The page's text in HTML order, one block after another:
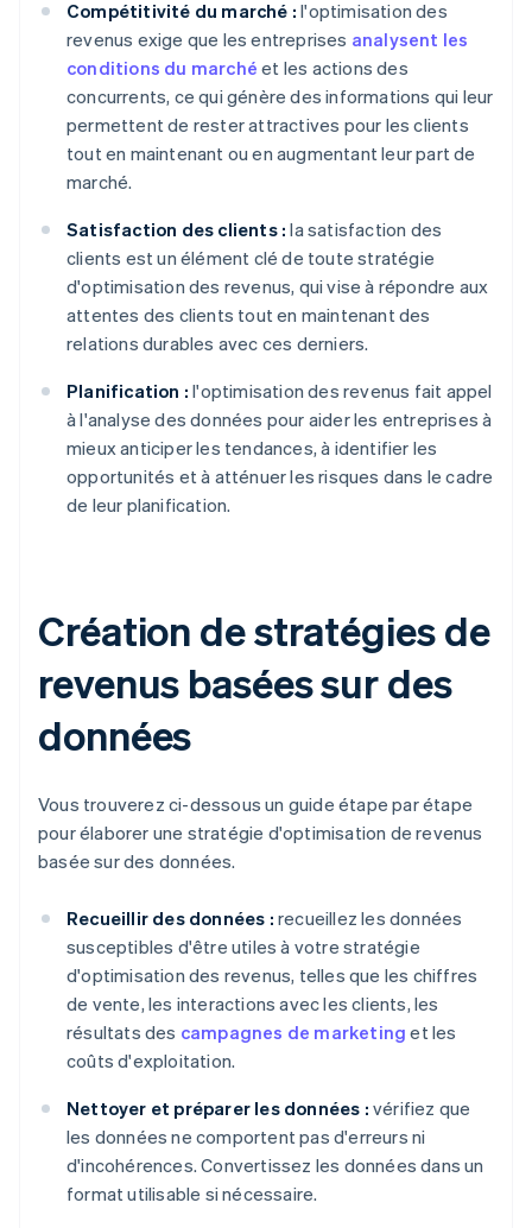
Compétitivité du marché : l'optimisation des
revenus exige que les entreprises analysent les
conditions du marché et les actions des
concurrents, ce qui génère des informations qui leur
permettent de rester attractives pour les clients
tout en maintenant ou en augmentant leur part de
marché.
Satisfaction des clients : la satisfaction des
clients est un élément clé de toute stratégie
d'optimisation des revenus, qui vise à répondre aux
attentes des clients tout en maintenant des
relations durables avec ces derniers.
Planification : l'optimisation des revenus fait appel
à l'analyse des données pour aider les entreprises à
mieux anticiper les tendances, à identifier les
opportunités et à atténuer les risques dans le cadre
de leur planification.
Création de stratégies de
revenus basées sur des
données
Vous trouverez ci-dessous un guide étape par étape
pour élaborer une stratégie d'optimisation de revenus
basée sur des données.
Recueillir des données : recueillez les données
susceptibles d'être utiles à votre stratégie
d'optimisation des revenus, telles que les chiffres
de vente, les interactions avec les clients, les
résultats des campagnes de marketing et les
coûts d'exploitation.
Nettoyer et préparer les données : vérifiez que
les données ne comportent pas d'erreurs ni
d'incohérences. Convertissez les données dans un
format utilisable si nécessaire.